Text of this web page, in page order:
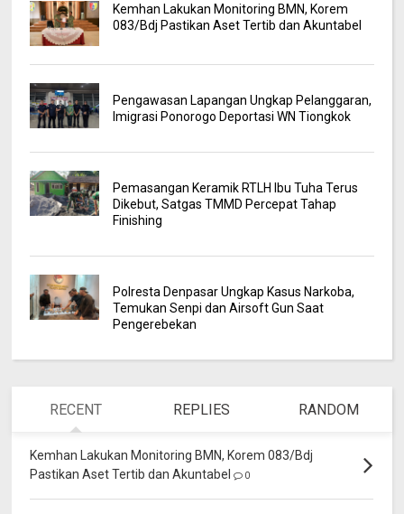
Kemhan Lakukan Monitoring BMN, Korem
083/Bdj Pastikan Aset Tertib dan Akuntabel
Pengawasan Lapangan Ungkap Pelanggaran,
Imigrasi Ponorogo Deportasi WN Tiongkok
Pemasangan Keramik RTLH Ibu Tuha Terus
Dikebut, Satgas TMMD Percepat Tahap
Finishing
Polresta Denpasar Ungkap Kasus Narkoba,
Temukan Senpi dan Airsoft Gun Saat
Pengerebekan
RECENT REPLIES RANDOM
Kemhan Lakukan Monitoring BMN, Korem 083/Bdj
Pastikan Aset Tertib dan Akuntabel
0